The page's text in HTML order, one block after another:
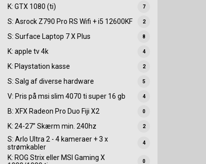
K: GTX 1080 (ti) 7
S: Asrock Z790 Pro RS Wifi + i5 12600KF 2
S: Surface Laptop 7 X Plus 8
K: apple tv 4k 4
K: Playstation kasse 2
S: Salg af diverse hardware 5
V: Pris på msi slim 4070 ti super 16 gb 4
B: XFX Radeon Pro Duo Fiji X2 0
K: 24-27” Skærm min. 240hz 2
S: Arlo Ultra 2 - 4 kameraer + 3 x
strømkabler
4
K: ROG Strix eller MSI Gaming X
0